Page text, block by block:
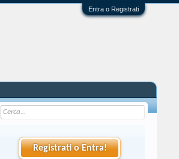
Entra o Registrati
Registrati o Entra!